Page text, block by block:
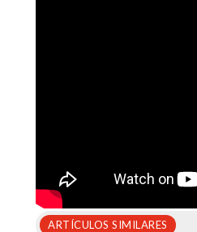
ARTÍCULOS SIMILARES